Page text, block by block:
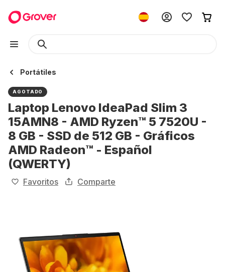
Portátiles
AGOTADO
Laptop Lenovo IdeaPad Slim 3
15AMN8 - AMD Ryzen™ 5 7520U -
8 GB - SSD de 512 GB - Gráficos
AMD Radeon™ - Español
(QWERTY)
Favoritos Comparte